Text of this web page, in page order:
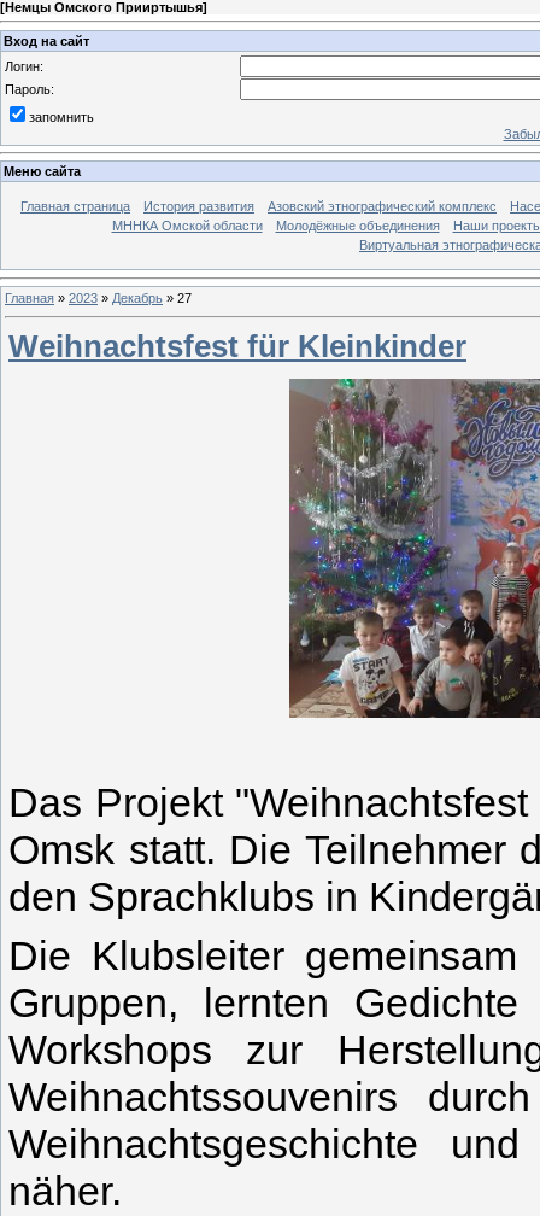
[Немцы Омского Прииртышья]
Вход на сайт
Логин:
Пароль:
запомнить
Меню сайта
Главная страница История развития Азовский этнографический комплекс
МННКА Омской области
Молодёжные объединения
Наши
Виртуальная
Главная » 2023 » Декабрь » 27
Weihnachtsfest für Kleinkinder
Das Projekt
Omsk statt. Die Teilnehmer
den Sprachklubs in
Die Klubsleiter
Gruppen, lernten
Workshops zur
Weihnachtssouvenirs
Weihnachtsgeschichte
näher.